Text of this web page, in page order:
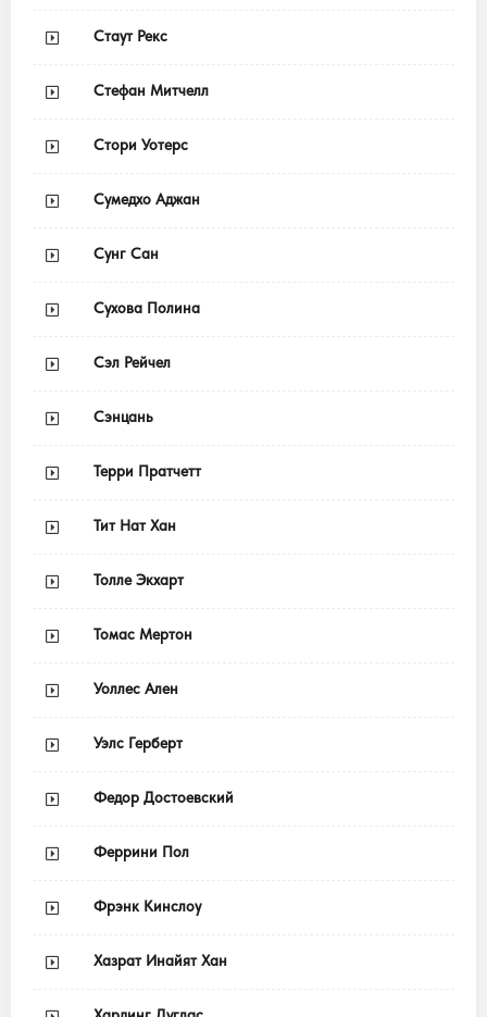
Стаут Рекс
Стефан Митчелл
Стори Уотерс
Сумедхо Аджан
Сунг Сан
Сухова Полина
Сэл Рейчел
Сэнцань
Терри Пратчетт
Тит Нат Хан
Толле Экхарт
Томас Мертон
Уоллес Ален
Уэлс Герберт
Федор Достоевский
Феррини Пол
Фрэнк Кинслоу
Хазрат Инайят Хан